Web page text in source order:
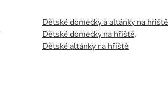
Dětské domečky a altánky na hřiště
Dětské domečky na hřiště,
Dětské altánky na hřiště